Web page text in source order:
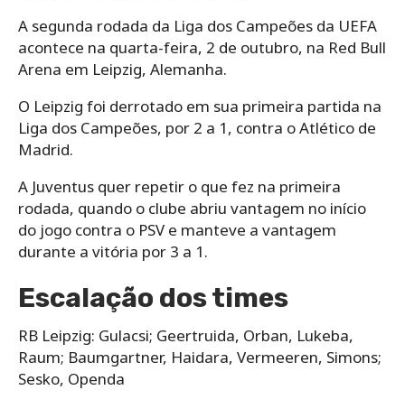
A segunda rodada da Liga dos Campeões da UEFA
acontece na quarta-feira, 2 de outubro, na Red Bull
Arena em Leipzig, Alemanha.
O Leipzig foi derrotado em sua primeira partida na
Liga dos Campeões, por 2 a 1, contra o Atlético de
Madrid.
A Juventus quer repetir o que fez na primeira
rodada, quando o clube abriu vantagem no início
do jogo contra o PSV e manteve a vantagem
durante a vitória por 3 a 1.
Escalação dos times
RB Leipzig: Gulacsi; Geertruida, Orban, Lukeba,
Raum; Baumgartner, Haidara, Vermeeren, Simons;
Sesko, Openda